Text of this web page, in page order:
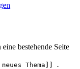
bestehende Seite
Thema]] .